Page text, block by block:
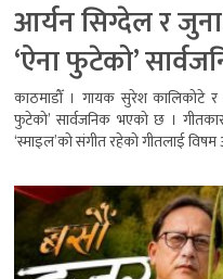
आर्यन सिग्देल र
‘ऐना फुटेको’
काठमाडौँ । गायक सुरेश कालिकोटे र
फुटेको’ सार्वजनिक भएको छ ।
‘स्माइल’को संगीत रहेको गीतलाई